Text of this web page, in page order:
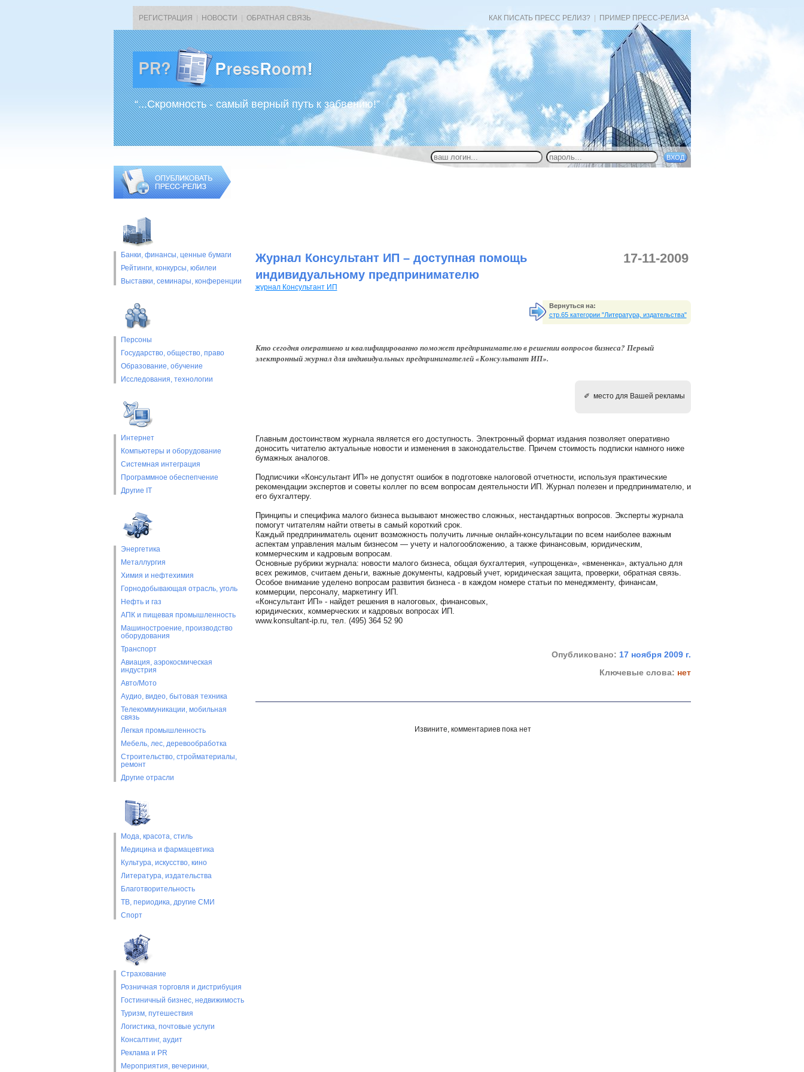
РЕГИСТРАЦИЯ НОВОСТИ ОБРАТНАЯ СВЯЗЬ КАК ПИСАТЬ ПРЕСС РЕЛИЗ? ПРИМЕР ПРЕСС-РЕЛИЗА
“...Скромность - самый верный путь к забвению!”
Банки, финансы, ценные бумаги
Рейтинги, конкурсы, юбилеи
Выставки, cеминары, конференции
Персоны
Государство, общество, право
Образование, обучение
Исследования, технологии
Интернет
Компьютеры и оборудование
Системная интеграция
Программное обеспепчение
Другие IT
Энергетика
Металлургия
Химия и нефтехимия
Горнодобывающая отрасль, уголь
Нефть и газ
АПК и пищевая промышленность
Машиностроение, производство
оборудования
Транспорт
Авиация, аэрокосмическая
индустрия
Авто/Мото
Аудио, видео, бытовая техника
Телекоммуникации, мобильная
связь
Легкая промышленность
Мебель, лес, деревообработка
Строительство, стройматериалы,
ремонт
Другие отрасли
Мода, красота, стиль
Медицина и фармацевтика
Культура, искусство, кино
Литература, издательства
Благотворительность
ТВ, периодика, другие СМИ
Спорт
Страхование
Розничная торговля и дистрибуция
Гостиничный бизнес, недвижимость
Туризм, путешествия
Логистика, почтовые услуги
Консалтинг, аудит
Реклама и PR
Мероприятия, вечеринки,
Журнал Консультант ИП – доступная помощь
индивидуальному предпринимателю
журнал Консультант ИП
17-11-2009
Вернуться на:
стр.65 категории "Литература, издательства"
Кто сегодня оперативно и квалифицированно поможет предпринимателю в решении вопросов бизнеса? Первый
электронный журнал для индивидуальных предпринимателей «Консультант ИП».
✐ место для Вашей рекламы
Главным достоинством журнала является его доступность. Электронный формат издания позволяет оперативно
доносить читателю актуальные новости и изменения в законодательстве. Причем стоимость подписки намного ниже
бумажных аналогов.
Подписчики «Консультант ИП» не допустят ошибок в подготовке налоговой отчетности, используя практические
рекомендации экспертов и советы коллег по всем вопросам деятельности ИП. Журнал полезен и предпринимателю, и
его бухгалтеру.
Принципы и специфика малого бизнеса вызывают множество сложных, нестандартных вопросов. Эксперты журнала
помогут читателям найти ответы в самый короткий срок.
Каждый предприниматель оценит возможность получить личные онлайн-консультации по всем наиболее важным
аспектам управления малым бизнесом — учету и налогообложению, а также финансовым, юридическим,
коммерческим и кадровым вопросам.
Основные рубрики журнала: новости малого бизнеса, общая бухгалтерия, «упрощенка», «вмененка», актуально для
всех режимов, считаем деньги, важные документы, кадровый учет, юридическая защита, проверки, обратная связь.
Особое внимание уделено вопросам развития бизнеса - в каждом номере статьи по менеджменту, финансам,
коммерции, персоналу, маркетингу ИП.
«Консультант ИП» - найдет решения в налоговых, финансовых,
юридических, коммерческих и кадровых вопросах ИП.
www.konsultant-ip.ru, тел. (495) 364 52 90
Опубликовано: 17 ноября 2009 г.
Ключевые слова: нет
Извините, комментариев пока нет